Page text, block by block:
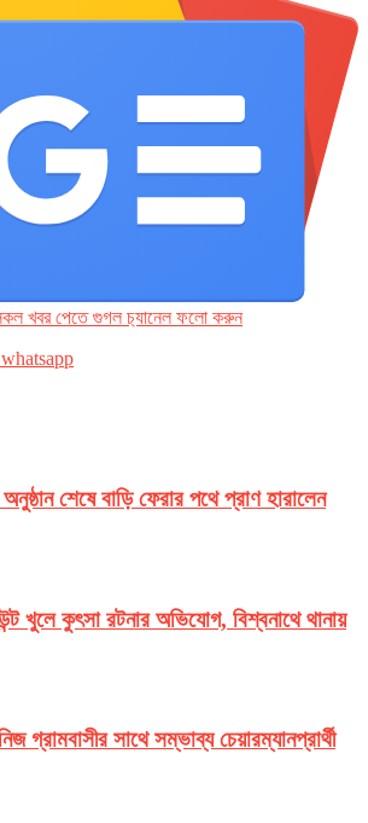
খবর পেতে গুগল চ‌্যানেল ফলো করুন
শেষে বাড়ি ফেরার পথে প্রাণ হারালেন
খুলে কুৎসা রটনার অভিযোগ, বিশ্বনাথে থানায়
গ্রামবাসীর সাথে সম্ভাব্য চেয়ারম্যানপ্রার্থী